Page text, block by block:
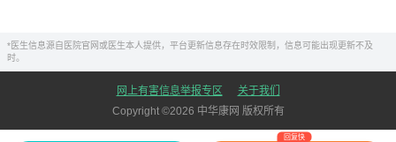
*医生信息源自医院官网或医生本人提供，平台更新信息存在时效限制，信息可能出现更新不及
时。
网上有害信息举报专区
关于我们
Copyright ©2026 中华康网 版权所有
回复快